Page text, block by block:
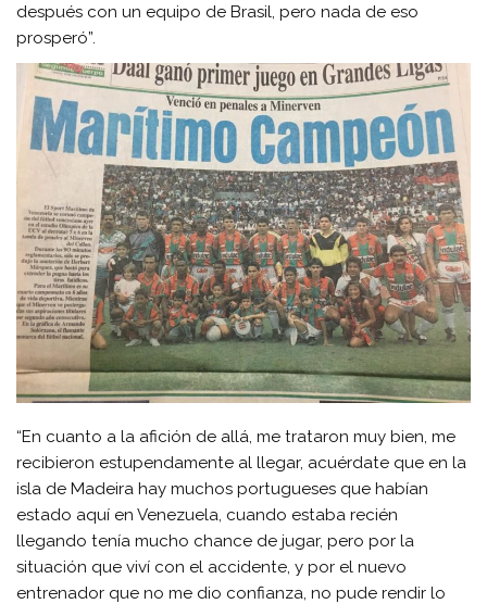
después con un equipo de Brasil, pero nada de eso
prosperó”.
“En cuanto a la afición de allá, me trataron muy bien, me
recibieron estupendamente al llegar, acuérdate que en la
isla de Madeira hay muchos portugueses que habían
estado aquí en Venezuela, cuando estaba recién
llegando tenía mucho chance de jugar, pero por la
situación que viví con el accidente, y por el nuevo
entrenador que no me dio confianza, no pude rendir lo